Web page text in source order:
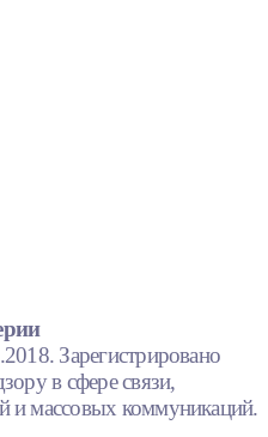
Зарегистрировано
в сфере связи,
и массовых коммуникаций.